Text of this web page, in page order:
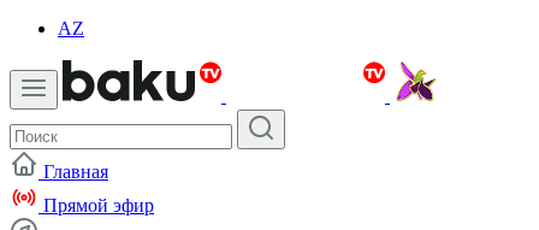
AZ
Главная
Прямой эфир